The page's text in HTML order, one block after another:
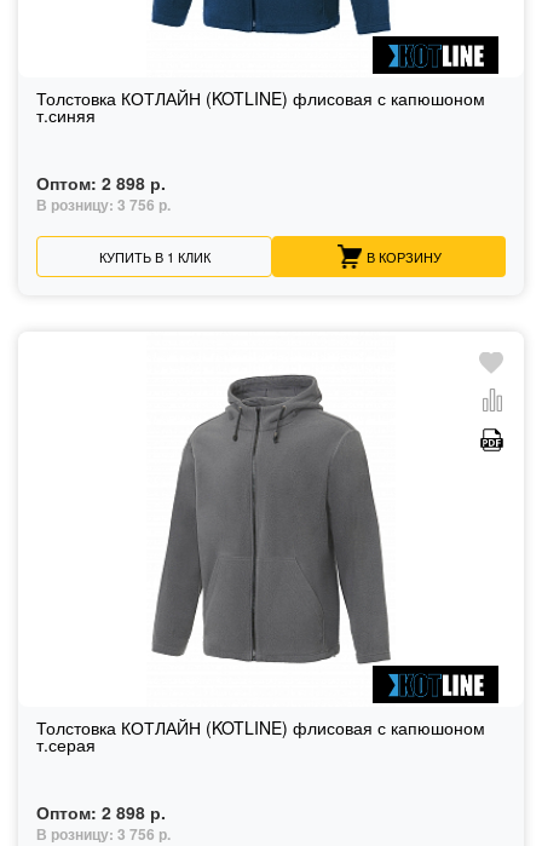
Толстовка КОТЛАЙН (KOTLINE) флисовая с капюшоном
т.синяя
Оптом: 2 898 р.
В розницу: 3 756 р.
КУПИТЬ В 1 КЛИК В КОРЗИНУ
Толстовка КОТЛАЙН (KOTLINE) флисовая с капюшоном
т.серая
Оптом: 2 898 р.
В розницу: 3 756 р.